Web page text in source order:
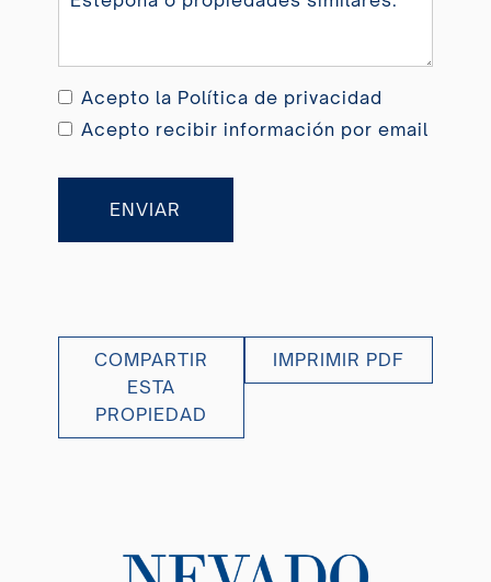
Acepto la Política de privacidad
Acepto recibir información por email
ENVIAR
COMPARTIR
ESTA
PROPIEDAD
IMPRIMIR PDF